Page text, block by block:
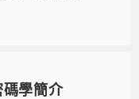
碼學簡介